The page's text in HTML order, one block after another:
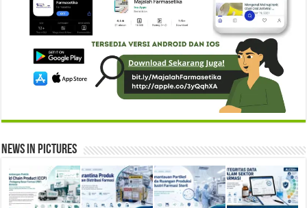
News in Pictures